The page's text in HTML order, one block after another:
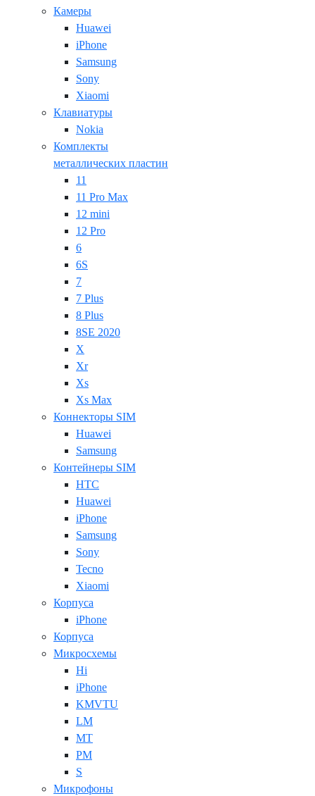
Камеры
Huawei
iPhone
Samsung
Sony
Xiaomi
Клавиатуры
Nokia
Комплекты
металлических пластин
11
11 Pro Max
12 mini
12 Pro
6
6S
7
7 Plus
8 Plus
8SE 2020
X
Xr
Xs
Xs Max
Коннекторы SIM
Huawei
Samsung
Контейнеры SIM
HTC
Huawei
iPhone
Samsung
Sony
Tecno
Xiaomi
Корпуса
iPhone
Корпуса
Микросхемы
Hi
iPhone
KMVTU
LM
MT
PM
S
Микрофоны